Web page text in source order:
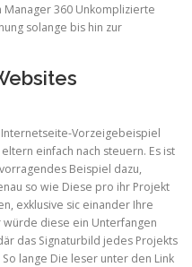
Manager 360 Unkomplizierte
solange bis hin zur
Vorzeigebeispiel
einfach nach steuern. Es ist
Beispiel dazu,
so wie Diese pro ihr Projekt
exklusive sic einander Ihre
diese ein Unterfangen
das Signaturbild jedes Projekts
lange Die leser unter den Link